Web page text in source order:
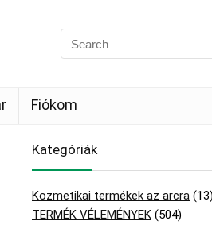
Fiókom
Kategóriák
Kozmetikai termékek az arcra (13)
TERMÉK VÉLEMÉNYEK (504)